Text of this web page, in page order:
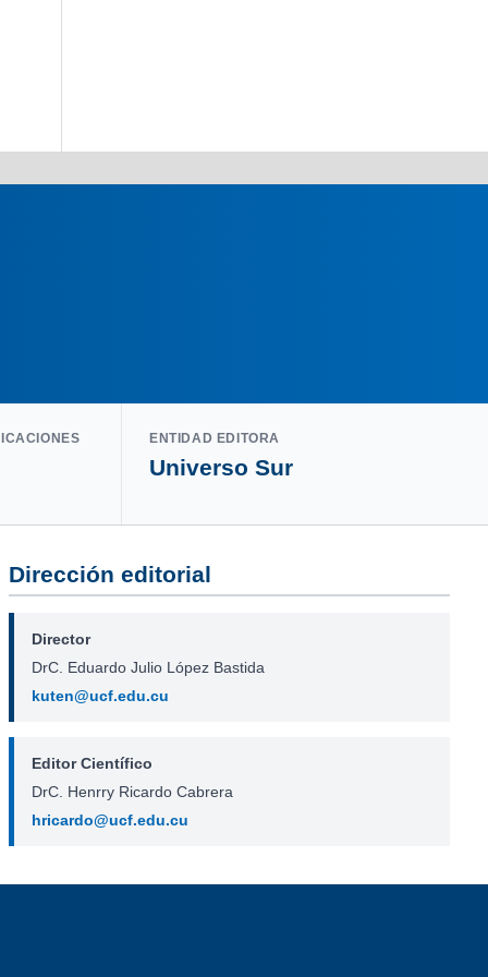
ENTIDAD EDITORA
Universo Sur
Dirección editorial
Director
DrC. Eduardo Julio López Bastida
kuten@ucf.edu.cu
Editor Científico
DrC. Henrry Ricardo Cabrera
hricardo@ucf.edu.cu